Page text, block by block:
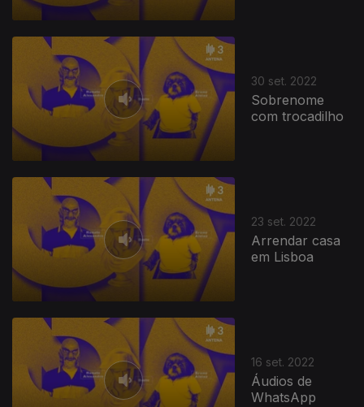
30 set. 2022
Sobrenome
com trocadilho
23 set. 2022
Arrendar casa
em Lisboa
16 set. 2022
Áudios de
WhatsApp
639410